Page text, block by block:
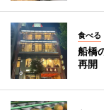
食べる
船橋
再開